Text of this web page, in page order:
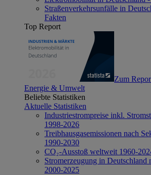
Straßenverkehrsunfälle in
Fakten
Top Report
Zum
Energie & Umwelt
Beliebte Statistiken
Aktuelle Statistiken
Industriestrompreise inkl.
1998-2026
Treibhausgasemissionen nach
1990-2030
CO₂-Ausstoß weltweit 1960-
Stromerzeugung in Deutschland
2000-2025